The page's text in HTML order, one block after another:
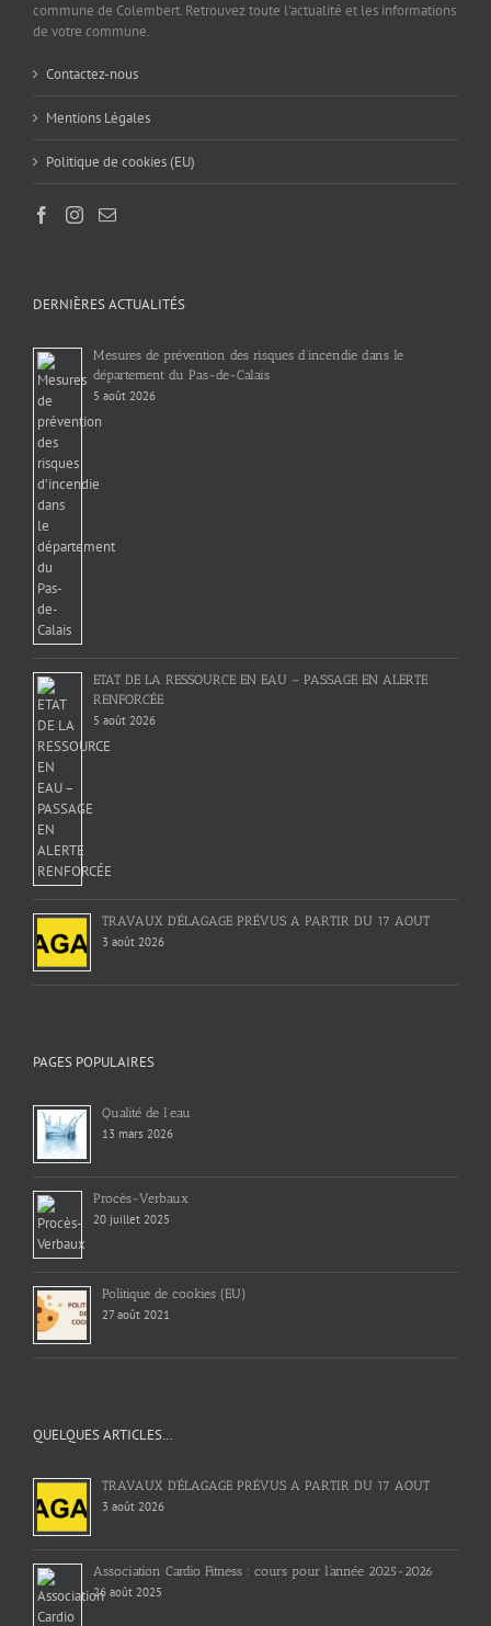
commune de Colembert. Retrouvez toute l'actualité et les informations
de votre commune.
Contactez-nous
Mentions Légales
Politique de cookies (EU)
DERNIÈRES ACTUALITÉS
Mesures de prévention des risques d’incendie dans le
département du Pas-de-Calais
5 août 2026
ETAT DE LA RESSOURCE EN EAU – PASSAGE EN ALERTE
RENFORCÉE
5 août 2026
TRAVAUX D’ÉLAGAGE PRÉVUS A PARTIR DU 17 AOUT
3 août 2026
PAGES POPULAIRES
Qualité de l’eau
13 mars 2026
Procès-Verbaux
20 juillet 2025
Politique de cookies (EU)
27 août 2021
QUELQUES ARTICLES…
TRAVAUX D’ÉLAGAGE PRÉVUS A PARTIR DU 17 AOUT
3 août 2026
Association Cardio Fitness : cours pour l’année 2025-2026
26 août 2025